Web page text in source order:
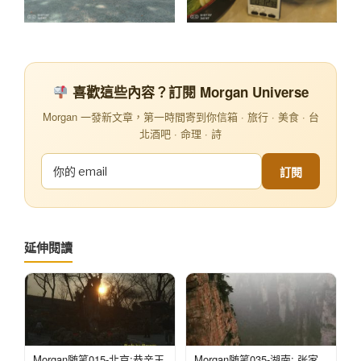
喜歡這些內容？訂閱 Morgan Universe
Morgan 一發新文章，第一時間寄到你信箱 · 旅行 · 美食 · 台
北酒吧 · 命理 · 詩
訂閱
延伸閱讀